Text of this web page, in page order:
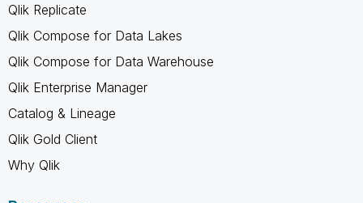
Qlik Replicate
Qlik Compose for Data Lakes
Qlik Compose for Data Warehouse
Qlik Enterprise Manager
Catalog & Lineage
Qlik Gold Client
Why Qlik